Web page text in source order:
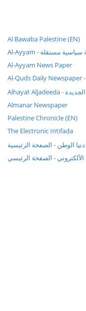
Al Bawaba Palestine (EN)
Al-Ayyam News Paper
Almanar Newspaper
Palestine Chronicle (EN)
The Electronic Intifada